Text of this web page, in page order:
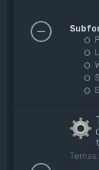
Temas: